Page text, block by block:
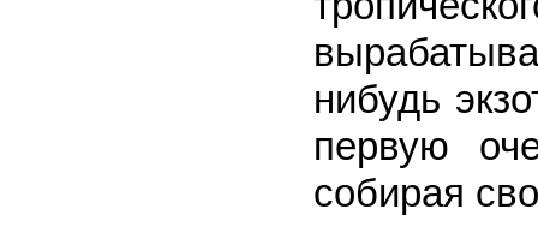
нибудь
первую
собирая